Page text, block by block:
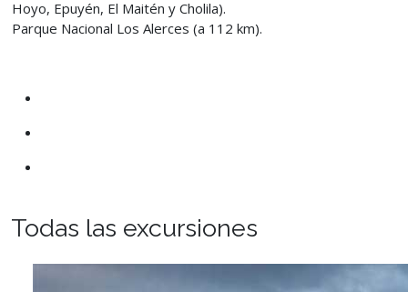
Hoyo, Epuyén, El Maitén y Cholila).
Parque Nacional Los Alerces (a 112 km).
Todas las excursiones